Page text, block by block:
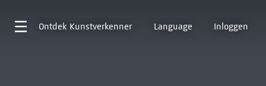
Ontdek Kunstverkenner Language Inloggen